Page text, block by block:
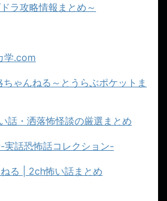
ラ攻略情報まとめ～
学.com
ゃんねる～とうらぶポケットま
話・洒落怖怪談の厳選まとめ
実話恐怖話コレクション-
る | 2ch怖い話まとめ